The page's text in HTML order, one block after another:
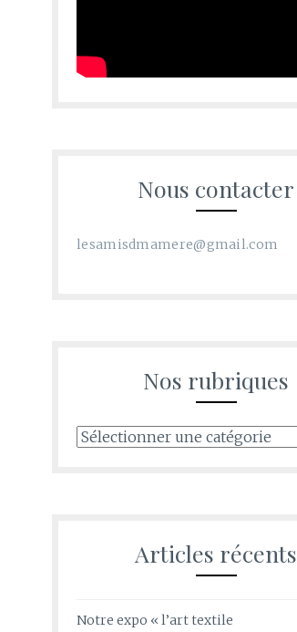
Nous contacter
lesamisdmamere@gmail.com
Nos rubriques
Nos
Articles récents
Notre expo « l’art textile